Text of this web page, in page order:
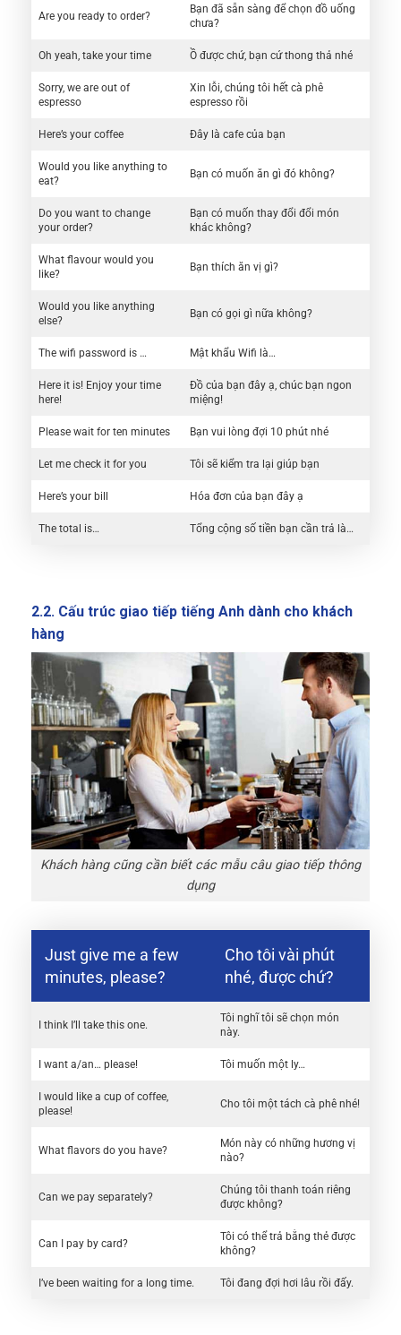
Are you ready to order?
Bạn đã sẵn sàng để chọn đồ uống
chưa?
Oh yeah, take your time Ồ được chứ, bạn cứ thong thả nhé
Sorry, we are out of
espresso
Xin lỗi, chúng tôi hết cà phê
espresso rồi
Here’s your coffee Đây là cafe của bạn
Would you like anything to
eat?
Bạn có muốn ăn gì đó không?
Do you want to change
your order?
Bạn có muốn thay đổi đổi món
khác không?
What flavour would you
like?
Bạn thích ăn vị gì?
Would you like anything
else?
Bạn có gọi gì nữa không?
The wifi password is … Mật khẩu Wifi là…
Here it is! Enjoy your time
here!
Đồ của bạn đây ạ, chúc bạn ngon
miệng!
Please wait for ten minutes Bạn vui lòng đợi 10 phút nhé
Let me check it for you Tôi sẽ kiểm tra lại giúp bạn
Here’s your bill Hóa đơn của bạn đây ạ
The total is… Tổng cộng số tiền bạn cần trả là…
2.2. Cấu trúc giao tiếp tiếng Anh dành cho khách
hàng
Khách hàng cũng cần biết các mẫu câu giao tiếp thông
dụng
Just give me a few
minutes, please?
Cho tôi vài phút
nhé, được chứ?
I think I’ll take this one.
Tôi nghĩ tôi sẽ chọn món
này.
I want a/an… please! Tôi muốn một ly…
I would like a cup of coffee,
please!
Cho tôi một tách cà phê nhé!
What flavors do you have?
Món này có những hương vị
nào?
Can we pay separately?
Chúng tôi thanh toán riêng
được không?
Can I pay by card?
Tôi có thể trả bằng thẻ được
không?
I’ve been waiting for a long time. Tôi đang đợi hơi lâu rồi đấy.